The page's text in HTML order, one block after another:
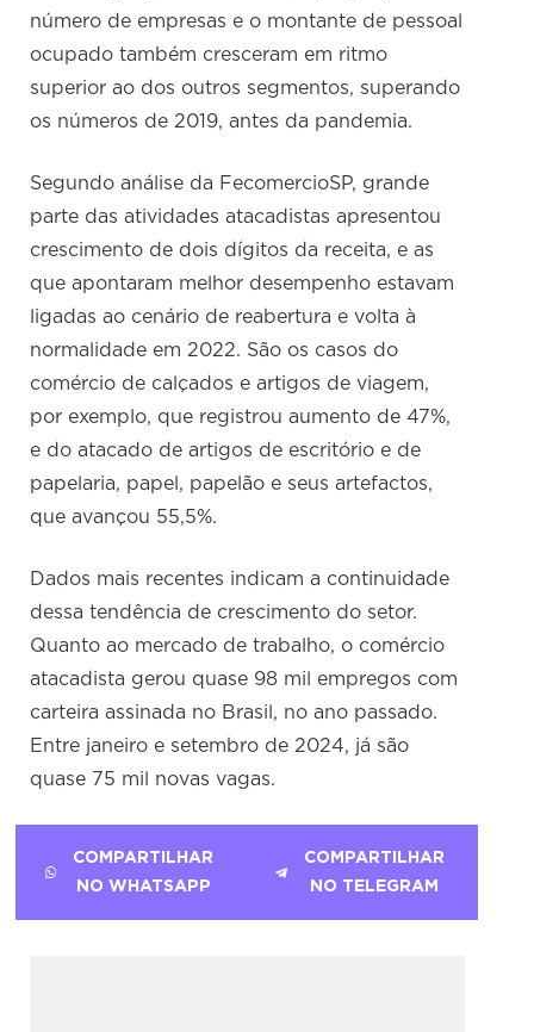
número de empresas e o montante de pessoal
ocupado também cresceram em ritmo
superior ao dos outros segmentos, superando
os números de 2019, antes da pandemia.
Segundo análise da FecomercioSP, grande
parte das atividades atacadistas apresentou
crescimento de dois dígitos da receita, e as
que apontaram melhor desempenho estavam
ligadas ao cenário de reabertura e volta à
normalidade em 2022. São os casos do
comércio de calçados e artigos de viagem,
por exemplo, que registrou aumento de 47%,
e do atacado de artigos de escritório e de
papelaria, papel, papelão e seus artefactos,
que avançou 55,5%.
Dados mais recentes indicam a continuidade
dessa tendência de crescimento do setor.
Quanto ao mercado de trabalho, o comércio
atacadista gerou quase 98 mil empregos com
carteira assinada no Brasil, no ano passado.
Entre janeiro e setembro de 2024, já são
quase 75 mil novas vagas.
COMPARTILHAR
NO WHATSAPP
COMPARTILHAR
NO TELEGRAM